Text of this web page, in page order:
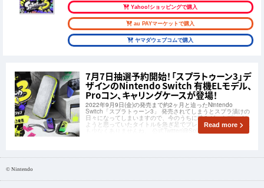
Yahoo!ショッピングで購入
au PAYマーケットで購入
ヤマダウェブコムで購入
7月7日抽選予約開始！「スプラトゥーン3」デ
ザインのNintendo Switch 有機ELモデル、
Proコン、キャリングケースが登場！
2022年9月9日(金)の発売まで約2ヶ月と迫ったNintendo
Switch「スプラトゥーン3」 発売されてしまうとスプラ漬けの
日々になってしまいますので、今のうちに積みゲーやプレイし
ようと思っていたタイトルを急ぎ足でプレイしているという人
も少なくありませんね。 公式Twitter(@SplatoonJP)では
Read more
© Nintendo